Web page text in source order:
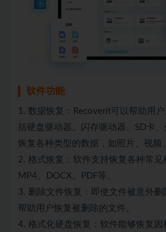
软件功能
1. 数据恢复：Recoverit可以帮助用
括硬盘驱动器、闪存驱动器、SD卡
恢复各种类型的数据，如照片、视频
2. 格式恢复：软件支持恢复各种常见
MP4、DOCX、PDF等。
3. 删除文件恢复：即使文件被意外删
帮助用户恢复被删除的文件。
4. 格式化硬盘恢复：软件能够恢复因